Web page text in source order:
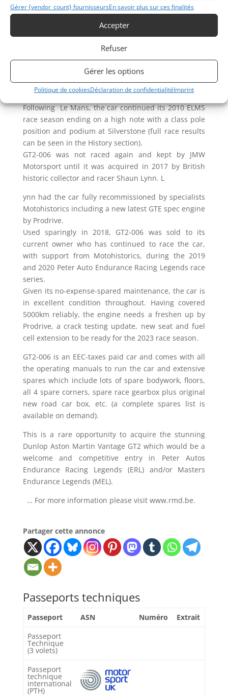
Gérer {vendor_count} fournisseursEn savoir plus sur ces finalités
Accepter
Refuser
Gérer les options
Politique de cookiesDéclaration de confidentialitéImprint
Dunlop for a member of the public to win the rights
several years afterwards and resulted in some
For the Le Mans 24 hours race GT2-006 was entered
for Tim Sugden, Rob Bell and Bryce Miller but an
accident ended the charge early.
Following Le Mans, the car continued its 2010 ELMS
race season ending on a high note with a class pole
position and podium at Silverstone (full race results
can be seen in the History section).
GT2-006 was not raced again and kept by JMW
Motorsport until it was acquired in 2017 by British
historic collector and racer Shaun Lynn. L
ynn had the car fully recommissioned by specialists
Motohistorics including a new latest GTE spec engine
by Prodrive.
Used sparingly in 2018, GT2-006 was sold to its
current owner who has continued to race the car,
with support from Motohistorics, during the 2019
and 2020 Peter Auto Endurance Racing Legends race
series.
Given its no-expense-spared maintenance, the car is
in excellent condition throughout. Having covered
5000km reliably, the engine needs a freshen up by
Prodrive, a crack testing update, new seat and fuel
cell extension to be ready for the 2023 race season.
GT2-006 is an EEC-taxes paid car and comes with all
the operating manuals to run the car and extensive
spares which include lots of spare bodywork, floors,
all 4 spare corners, spare race gearbox plus original
new road car box, etc. (a complete spares list is
available on demand).
This is a rare opportunity to acquire the stunning
Dunlop Aston Martin Vantage GT2 which would be a
welcome and competitive entry in Peter Autos
Endurance Racing Legends (ERL) and/or Masters
Endurance Legends (MEL).
… For more information please visit www.rmd.be.
Partager cette annonce
Passeports techniques
Passeport ASN Numéro
Extrait
Passeport
Technique
(3 volets)
Passeport
technique
international
(PTH)